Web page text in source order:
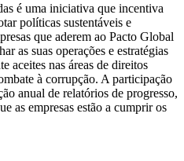
é uma iniciativa que incentiva
políticas sustentáveis e
que aderem ao Pacto Global
as suas operações e estratégias
aceites nas áreas de direitos
à corrupção. A participação
anual de relatórios de progresso,
as empresas estão a cumprir os